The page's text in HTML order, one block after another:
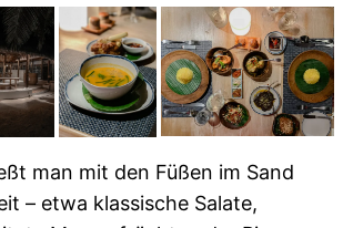
man mit den Füßen im Sand
– etwa klassische Salate,